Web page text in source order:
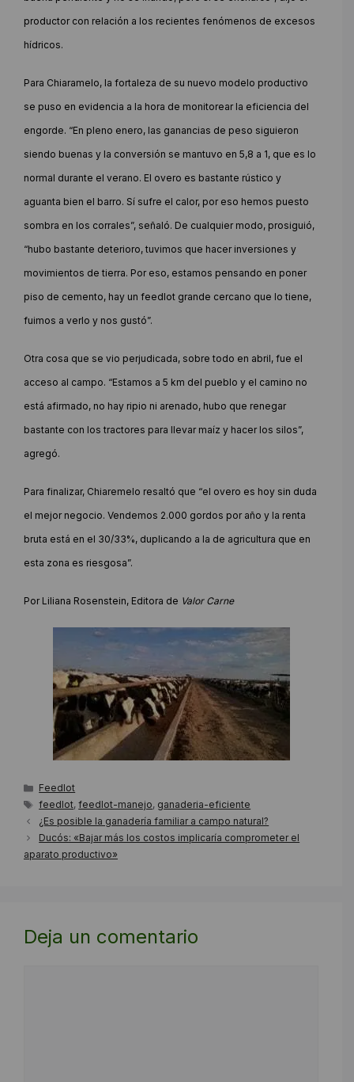
productor con relación a los recientes fenómenos de excesos
hídricos.
Para Chiaramelo, la fortaleza de su nuevo modelo productivo
se puso en evidencia a la hora de monitorear la eficiencia del
engorde. “En pleno enero, las ganancias de peso siguieron
siendo buenas y la conversión se mantuvo en 5,8 a 1, que es lo
normal durante el verano. El overo es bastante rústico y
aguanta bien el barro. Sí sufre el calor, por eso hemos puesto
sombra en los corrales”, señaló. De cualquier modo, prosiguió,
“hubo bastante deterioro, tuvimos que hacer inversiones y
movimientos de tierra. Por eso, estamos pensando en poner
piso de cemento, hay un feedlot grande cercano que lo tiene,
fuimos a verlo y nos gustó”.
Otra cosa que se vio perjudicada, sobre todo en abril, fue el
acceso al campo. “Estamos a 5 km del pueblo y el camino no
está afirmado, no hay ripio ni arenado, hubo que renegar
bastante con los tractores para llevar maíz y hacer los silos”,
agregó.
Para finalizar, Chiaremelo resaltó que “el overo es hoy sin duda
el mejor negocio. Vendemos 2.000 gordos por año y la renta
bruta está en el 30/33%, duplicando a la de agricultura que en
esta zona es riesgosa”.
Por Liliana Rosenstein, Editora de Valor Carne
Categorías
Feedlot
Etiquetas
feedlot,feedlot-manejo, ganaderia-eficiente
¿Es posible la ganadería familiar a campo natural?
Ducós: «Bajar más los costos implicaría comprometer el
aparato productivo»
Deja un comentario